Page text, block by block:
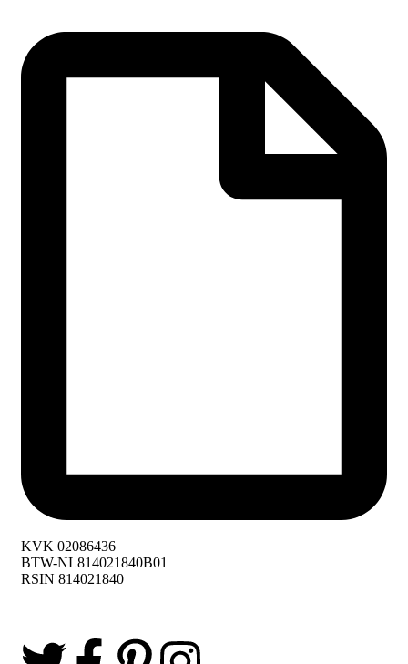
KVK 02086436
BTW-NL814021840B01
RSIN 814021840